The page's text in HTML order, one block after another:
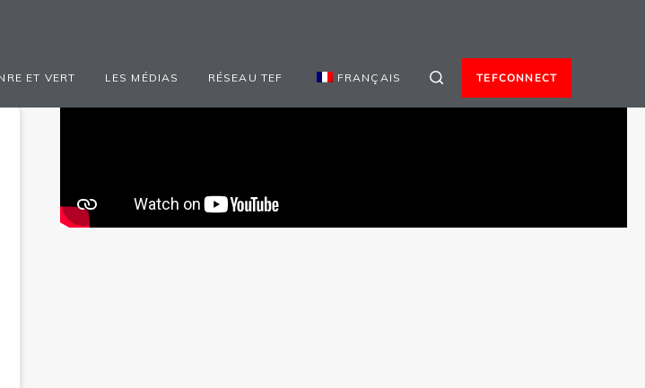
ET VERT LES MÉDIAS RÉSEAU TEF FRANÇAIS TEFCONNECT